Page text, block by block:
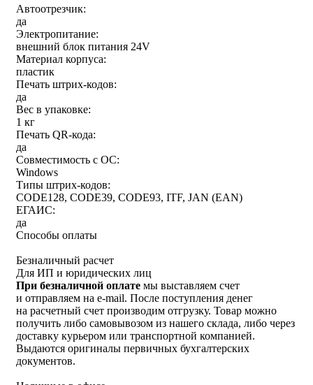
Автоотрезчик:
да
Электропитание:
внешний блок питания 24V
Материал корпуса:
пластик
Печать штрих-кодов:
да
Вес в упаковке:
1 кг
Печать QR-кода:
да
Совместимость с ОС:
Windows
Типы штрих-кодов:
CODE128, CODE39, CODE93, ITF, JAN (EAN)
ЕГАИС:
да
Способы оплаты
Безналичный расчет
Для ИП и юридических лиц
При безналичной оплате мы выставляем счет
и отправляем на e-mail. После поступления денег
на расчетный счет производим отгрузку. Товар можно
получить либо самовывозом из нашего склада, либо через
доставку курьером или транспортной компанией.
Выдаются оригиналы первичных бухгалтерских
документов.